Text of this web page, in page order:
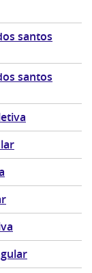
santos
santos